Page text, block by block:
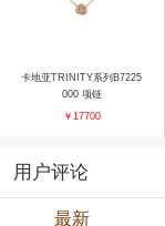
卡地亚TRINITY系列B7225
000 项链
￥17700
用户评论
最新